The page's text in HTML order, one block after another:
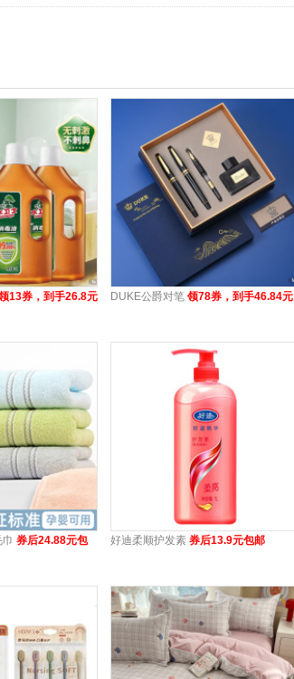
13券，到手26.8元 DUKE公爵对笔 领78券，到手46.84元
券后24.88元包
好迪柔顺护发素 券后13.9元包邮